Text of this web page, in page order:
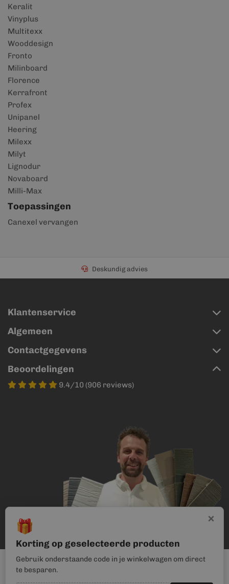
Keralit
Vinyplus
Multitexx
Wooddesign
Fronto
Milinboard
Florence
Kerrafront
Profex
Unipanel
Heering
Milexx
Milyt
Lignodur
Novaboard
Milli-Max
Toepassingen
Canexel vervangen
Deskundig advies
Klantenservice
Algemeen
Contactgegevens
Beoordelingen
9.4/10 (906 reviews)
×
🎁
Korting op geselecteerde producten
Gebruik onderstaande code in je winkelwagen om direct
te besparen.